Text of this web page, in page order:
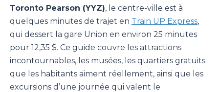
Toronto Pearson (YYZ), le centre-ville est à
quelques minutes de trajet en Train UP Express,
qui dessert la gare Union en environ 25 minutes
pour 12,35 $. Ce guide couvre les attractions
incontournables, les musées, les quartiers gratuits
que les habitants aiment réellement, ainsi que les
excursions d’une journée qui valent le